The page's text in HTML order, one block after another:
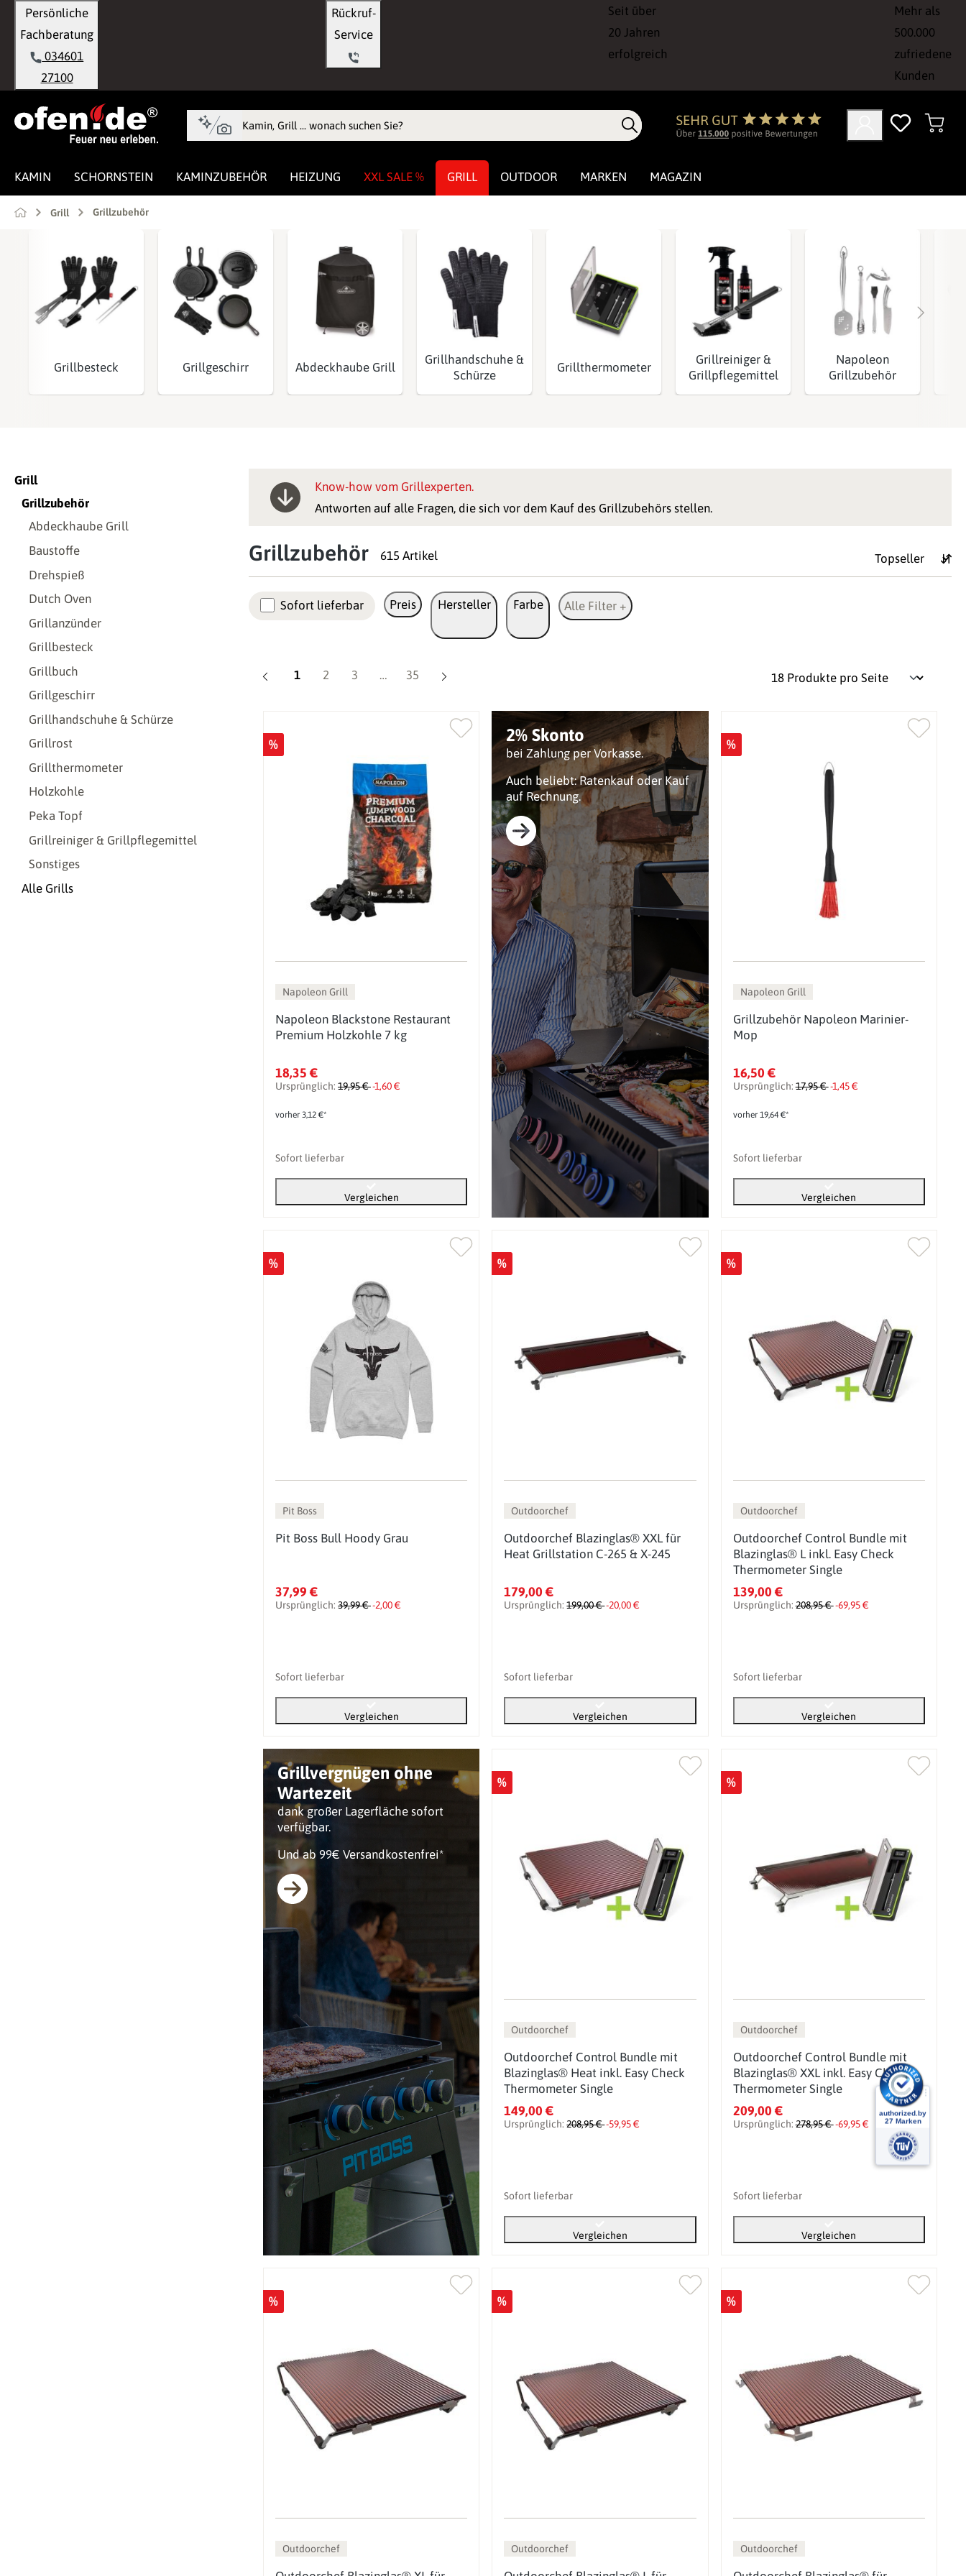
Zur Hauptnavigation springen
Persönliche
Fachberatung
034601
27100
Rückruf-
Seit über
20 Jahren
erfolgreich
Mehr als
500.000
zufriedene
Kunden
KAMIN SCHORNSTEIN KAMINZUBEHÖR HEIZUNG XXL SALE % GRILL OUTDOOR MARKEN MAGAZIN
Grill Grillzubehör
Grillbesteck Grillgeschirr Abdeckhaube Grill
Grillhandschuhe &
Schürze
Grillthermometer
Grillreiniger &
Grillpflegemittel
Napoleon
Grillzubehör
Grill
Grillzubehör
Abdeckhaube Grill
Baustoffe
Drehspieß
Dutch Oven
Grillanzünder
Grillbesteck
Grillbuch
Grillgeschirr
Grillhandschuhe & Schürze
Grillrost
Grillthermometer
Holzkohle
Peka Topf
Grillreiniger & Grillpflegemittel
Sonstiges
Alle Grills
Know-how vom Grillexperten.
Antworten auf alle Fragen, die sich vor dem Kauf des Grillzubehörs stellen.
Grillzubehör 615 Artikel
Sofort lieferbar Preis Hersteller Farbe Alle Filter +
Seite
1 Seite
2 Seite
3 … Seite
35
2% Skonto
bei Zahlung per Vorkasse.
Auch beliebt: Ratenkauf oder Kauf
auf Rechnung.
Grillvergnügen ohne
Wartezeit
dank großer Lagerfläche sofort
verfügbar.
Und ab 99€ Versandkostenfrei*
%
Napoleon Grill
Napoleon Blackstone Restaurant
Premium Holzkohle 7 kg
18,35 €
Ursprünglich: 19,95 €-1,60 €
vorher 3,12 €*
Sofort lieferbar
Vergleichen
%
Napoleon Grill
Grillzubehör Napoleon Marinier-
Mop
16,50 €
Ursprünglich:17,95 €-1,45 €
vorher 19,64 €*
Sofort lieferbar
Vergleichen
%
Pit Boss
Pit Boss Bull Hoody Grau
37,99 €
Ursprünglich: 39,99 €-2,00 €
Sofort lieferbar
Vergleichen
%
Outdoorchef
Outdoorchef Blazinglas® XXL für
Heat Grillstation C-265 & X-245
179,00 €
Ursprünglich:199,00 €-20,00 €
Sofort lieferbar
Vergleichen
%
Outdoorchef
Outdoorchef Control Bundle mit
Blazinglas® L inkl. Easy Check
Thermometer Single
139,00 €
Ursprünglich:208,95 €-69,95 €
Sofort lieferbar
Vergleichen
%
Outdoorchef
Outdoorchef Control Bundle mit
Blazinglas® Heat inkl. Easy Check
Thermometer Single
149,00 €
Ursprünglich:208,95 €-59,95 €
Sofort lieferbar
Vergleichen
%
Outdoorchef
Outdoorchef Control Bundle mit
Blazinglas® XXL inkl. Easy Check
Thermometer Single
209,00 €
Ursprünglich:278,95 €-69,95 €
Sofort lieferbar
Vergleichen
%
Outdoorchef
%
Outdoorchef
%
Outdoorchef